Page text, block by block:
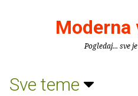
Moderna
Pogledaj... sve
Sve teme